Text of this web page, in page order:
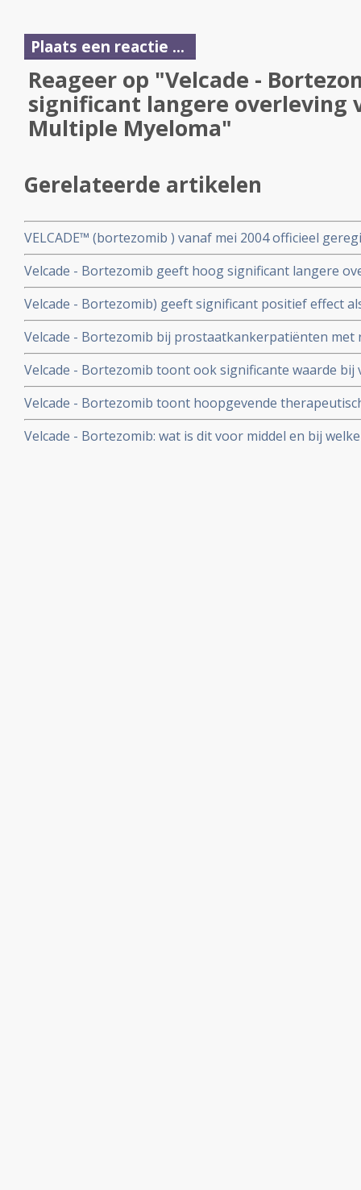
Plaats een reactie ...
Reageer op "Velcade -
significant langere overleving
Multiple Myeloma"
Gerelateerde artikelen
VELCADE™ (bortezomib ) vanaf mei 2004 officieel
Multiple Myeloma in Europa waaronder Nederland.
Velcade - Bortezomib geeft hoog significant langere
Myeloma
Velcade - Bortezomib) geeft significant positief effect
Kahler - Multiple Myeloma
Velcade - Bortezomib bij prostaatkankerpatiënten met
prostaatkanker: een paar studie resultaten
Velcade - Bortezomib toont ook significante waarde
aldus fase II studie
Velcade - Bortezomib toont hoopgevende
een recidief van mantelcel lympfomen en daarnaast
patiënten met recidief van andere B-cel lympfomen,
Velcade - Bortezomib: wat is dit voor middel en bij